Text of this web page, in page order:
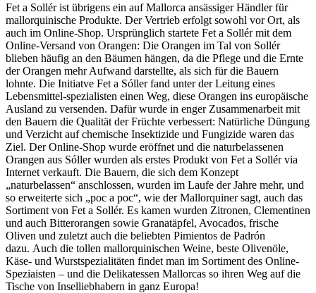
Fet a Sollér ist übrigens ein auf Mallorca ansässiger Händler für
mallorquinische Produkte. Der Vertrieb erfolgt sowohl vor Ort, als
auch im Online-Shop. Ursprünglich startete Fet a Sollér mit dem
Online-Versand von Orangen: Die Orangen im Tal von Sollér
blieben häufig an den Bäumen hängen, da die Pflege und die Ernte
der Orangen mehr Aufwand darstellte, als sich für die Bauern
lohnte. Die Initiatve Fet a Sóller fand unter der Leitung eines
Lebensmittel-spezialisten einen Weg, diese Orangen ins europäische
Ausland zu versenden. Dafür wurde in enger Zusammenarbeit mit
den Bauern die Qualität der Früchte verbessert: Natürliche Düngung
und Verzicht auf chemische Insektizide und Fungizide waren das
Ziel. Der Online-Shop wurde eröffnet und die naturbelassenen
Orangen aus Sóller wurden als erstes Produkt von Fet a Sollér via
Internet verkauft. Die Bauern, die sich dem Konzept
„naturbelassen“ anschlossen, wurden im Laufe der Jahre mehr, und
so erweiterte sich „poc a poc“, wie der Mallorquiner sagt, auch das
Sortiment von Fet a Sollér. Es kamen wurden Zitronen, Clementinen
und auch Bitterorangen sowie Granatäpfel, Avocados, frische
Oliven und zuletzt auch die beliebten Pimientos de Padrón
dazu. Auch die tollen mallorquinischen Weine, beste Olivenöle,
Käse- und Wurstspezialitäten findet man im Sortiment des Online-
Speziaisten – und die Delikatessen Mallorcas so ihren Weg auf die
Tische von Inselliebhabern in ganz Europa!